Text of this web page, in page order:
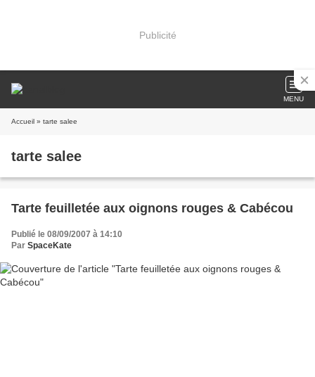
Publicité
MENU
Accueil » tarte salee
tarte salee
Tarte feuilletée aux oignons rouges & Cabécou
Publié le 08/09/2007 à 14:10
Par SpaceKate